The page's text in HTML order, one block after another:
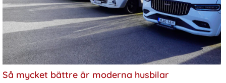
Så mycket bättre är moderna husbilar